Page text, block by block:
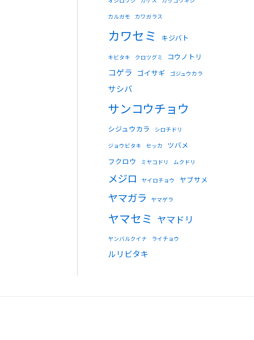
カルガモ カワガラス
カワセミ キジバト
キビタキ クロツグミ コウノトリ
コゲラ ゴイサギ ゴジュウカラ
サシバ
サンコウチョウ
シジュウカラ シロチドリ
ジョウビタキ セッカ
ツバメ
フクロウ
ミヤコドリ ムクドリ
メジロ ヤイロチョウ ヤブサメ
ヤマガラ ヤマゲラ
ヤマセミ ヤマドリ
ヤンバルクイナ ライチョウ
ルリビタキ